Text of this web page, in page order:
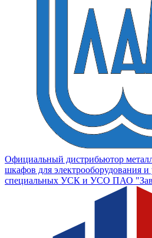
Официальный дистрибьютор
шкафов для электрооборудования и
специальных УСК и УСО ПАО